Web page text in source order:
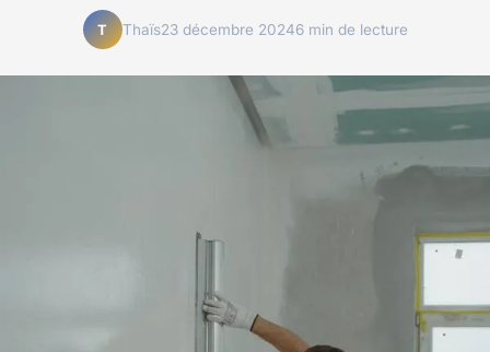
T Thaïs23 décembre 20246 min de lecture